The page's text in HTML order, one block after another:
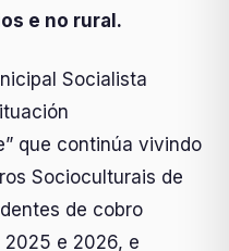
e no rural.
Socialista
que continúa vivindo
Socioculturais de
de cobro
e 2026, e